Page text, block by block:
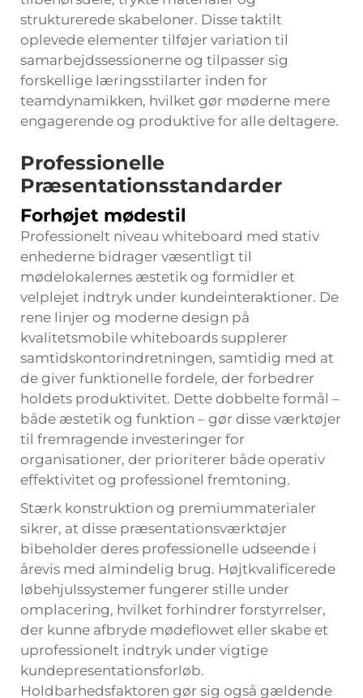
strukturerede skabeloner. Disse taktilt
oplevede elementer tilføjer variation til
samarbejdssessionerne og tilpasser sig
forskellige læringsstilarter inden for
teamdynamikken, hvilket gør møderne mere
engagerende og produktive for alle deltagere.
Professionelle
Præsentationsstandarder
Forhøjet mødestil
Professionelt niveau whiteboard med stativ
enhederne bidrager væsentligt til
mødelokalernes æstetik og formidler et
velplejet indtryk under kundeinteraktioner. De
rene linjer og moderne design på
kvalitetsmobile whiteboards supplerer
samtidskontorindretningen, samtidig med at
de giver funktionelle fordele, der forbedrer
holdets produktivitet. Dette dobbelte formål –
både æstetik og funktion – gør disse værktøjer
til fremragende investeringer for
organisationer, der prioriterer både operativ
effektivitet og professionel fremtoning.
Stærk konstruktion og premiummaterialer
sikrer, at disse præsentationsværktøjer
bibeholder deres professionelle udseende i
årevis med almindelig brug. Højtkvalificerede
løbehjulssystemer fungerer stille under
omplacering, hvilket forhindrer forstyrrelser,
der kunne afbryde mødeflowet eller skabe et
uprofessionelt indtryk under vigtige
kundepresentationsforløb.
Holdbarhedsfaktoren gør sig også gældende